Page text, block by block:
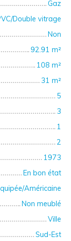
Gaz
Double vitrage
Non
92.91 m²
108 m²
31 m²
5
3
1
2
1973
En bon état
Américaine
Non meublé
Ville
Sud-Est